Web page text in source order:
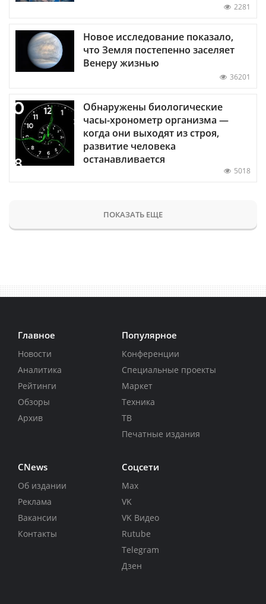
2281
Новое исследование показало,
что Земля постепенно заселяет
Венеру жизнью
36201
Обнаружены биологические
часы-хронометр организма —
когда они выходят из строя,
развитие человека
останавливается
5018
ПОКАЗАТЬ ЕЩЕ
Главное
Новости
Аналитика
Рейтинги
Обзоры
Архив
Популярное
Конференции
Специальные проекты
Маркет
Техника
ТВ
Печатные издания
CNews
Об издании
Реклама
Вакансии
Контакты
Соцсети
Max
VK
VK Видео
Rutube
Telegram
Дзен